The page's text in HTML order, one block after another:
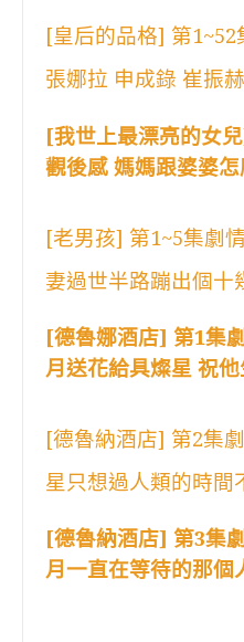
[皇后的品格] 第
張娜拉 申成錄 崔振
[我世上最漂亮的女
觀後感 媽媽跟婆婆
[老男孩] 第1~5集劇
妻過世半路蹦出個十
[德魯娜酒店] 第1集
月送花給具燦星 祝
[德魯納酒店] 第2集
星只想過人類的時間
[德魯納酒店] 第3集
月一直在等待的那個